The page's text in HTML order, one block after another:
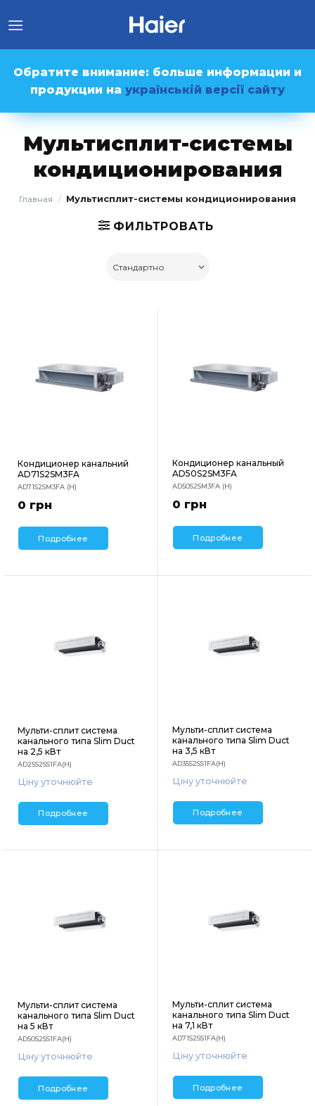
to
Обратите внимание: больше информации и
продукции на українській версії сайту
Мультисплит-системы
кондиционирования
Главная / Мультисплит-системы кондиционирования
ФИЛЬТРОВАТЬ
Кондиционер канальний
AD71S2SM3FA
AD71S2SM3FA (Н)
0 грн
Подробнее
Кондиционер канальный
AD50S2SM3FA
AD50S2SM3FA (Н)
0 грн
Подробнее
Мульти-сплит система
канального типа Slim Duct
на 2,5 кВт
AD25S2SS1FA(H)
Ціну уточнюйте
Подробнее
Мульти-сплит система
канального типа Slim Duct
на 3,5 кВт
AD35S2SS1FA(H)
Ціну уточнюйте
Подробнее
Мульти-сплит система
канального типа Slim Duct
на 5 кВт
AD50S2SS1FA(H)
Ціну уточнюйте
Подробнее
Мульти-сплит система
канального типа Slim Duct
на 7,1 кВт
AD71S2SS1FA(H)
Ціну уточнюйте
Подробнее